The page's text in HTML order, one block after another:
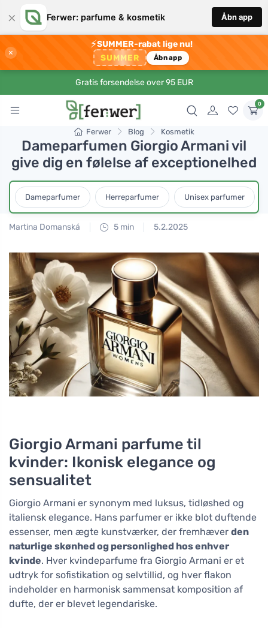
× Ferwer: parfume & kosmetik Åbn app
×
⚡SUMMER-rabat lige nu!
SUMMER Åbn app
Gratis forsendelse over 95 EUR
0
Ferwer Blog Kosmetik
Dameparfumen Giorgio Armani vil
give dig en følelse af exceptionelhed
Dameparfumer Herreparfumer Unisex parfumer
Martina Domanská 5 min 5.2.2025
Giorgio Armani parfume til
kvinder: Ikonisk elegance og
sensualitet
Giorgio Armani er synonym med luksus, tidløshed og
italiensk elegance. Hans parfumer er ikke blot duftende
essenser, men ægte kunstværker, der fremhæver den
naturlige skønhed og personlighed hos enhver
kvinde. Hver kvindeparfume fra Giorgio Armani er et
udtryk for sofistikation og selvtillid, og hver flakon
indeholder en harmonisk sammensat komposition af
dufte, der er blevet legendariske.